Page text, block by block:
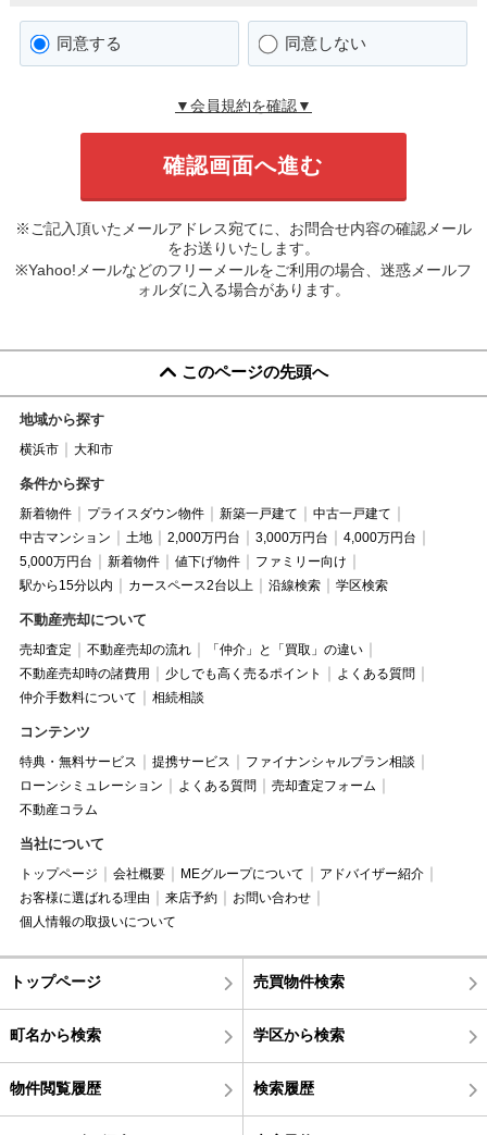
同意する 同意しない
▼会員規約を確認▼
※ご記入頂いたメールアドレス宛てに、お問合せ内容の確認メール
をお送りいたします。
※Yahoo!メールなどのフリーメールをご利用の場合、迷惑メールフ
ォルダに入る場合があります。
このページの先頭へ
地域から探す
横浜市 大和市
条件から探す
新着物件 プライスダウン物件 新築一戸建て
中古一戸建て
中古マンション
土地 2,000万円台 3,000万円台
4,000万円台
5,000万円台
新着物件 値下げ物件
ファミリー向け
駅から15分以内
カースペース2台以上 沿線検索 学区検索
不動産売却について
売却査定 不動産売却の流れ
「仲介」と「買取」の違い
不動産売却時の諸費用
少しでも高く売るポイント
よくある質問
仲介手数料について
相続相談
コンテンツ
特典・無料サービス 提携サービス
ファイナンシャルプラン相談
ローンシミュレーション
よくある質問
売却査定フォーム
不動産コラム
当社について
トップページ 会社概要 MEグループについて
アドバイザー紹介
お客様に選ばれる理由
来店予約
お問い合わせ
個人情報の取扱いについて
トップページ 売買物件検索
町名から検索 学区から検索
物件閲覧履歴 検索履歴